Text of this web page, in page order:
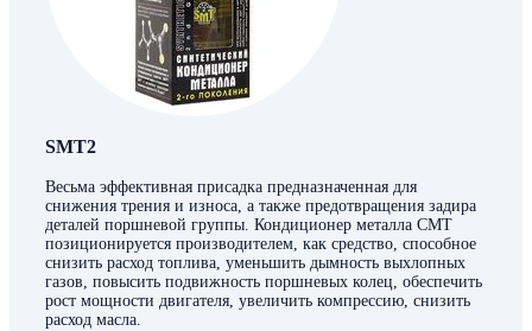
SMT2
Весьма эффективная присадка предназначенная для
снижения трения и износа, а также предотвращения задира
деталей поршневой группы. Кондиционер металла СМТ
позиционируется производителем, как средство, способное
снизить расход топлива, уменьшить дымность выхлопных
газов, повысить подвижность поршневых колец, обеспечить
рост мощности двигателя, увеличить компрессию, снизить
расход масла.